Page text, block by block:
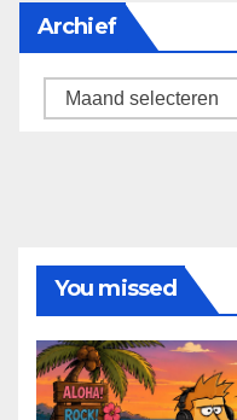
Archief
Archief
You missed